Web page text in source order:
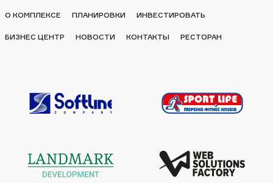
О КОМПЛЕКСЕ ПЛАНИРОВКИ ИНВЕСТИРОВАТЬ
БИЗНЕС ЦЕНТР НОВОСТИ КОНТАКТЫ РЕСТОРАН